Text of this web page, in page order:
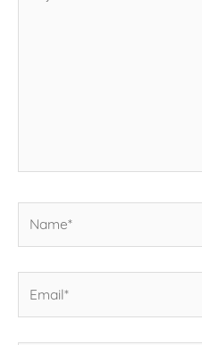
tähän..